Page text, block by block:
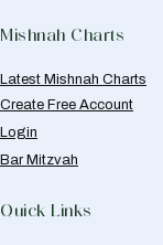
Mishnah Charts
Latest Mishnah Charts
Create Free Account
Login
Bar Mitzvah
Quick Links